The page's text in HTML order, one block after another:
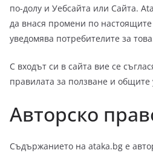
по-долу и Уебсайта или Сайта.
да внася промени по
уведомява потребителите за
С входът си в сайта вие се
правилата за ползване и общите
Авторско
Съдържанието на ataka.bg е